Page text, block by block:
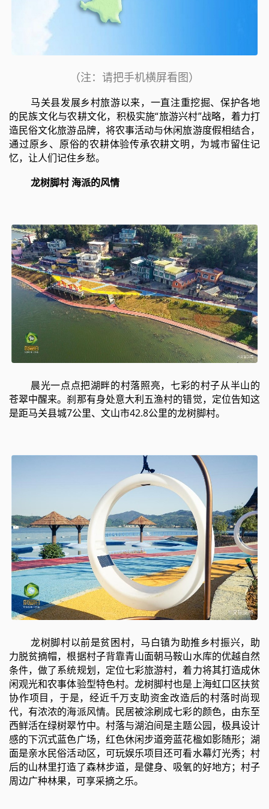
（注：请把手机横屏看图）
马关县发展乡村旅游以来，一直注重挖掘、保护各地
的民族文化与农耕文化，积极实施“旅游兴村”战略，着力打
造民俗文化旅游品牌，将农事活动与休闲旅游度假相结合，
通过原乡、原俗的农耕体验传承农耕文明，为城市留住记
忆，让人们记住乡愁。
龙树脚村 海派的风情
晨光一点点把湖畔的村落照亮，七彩的村子从半山的
苍翠中醒来。刹那有身处意大利五渔村的错觉，定位告知这
是距马关县城7公里、文山市42.8公里的龙树脚村。
龙树脚村以前是贫困村，马白镇为助推乡村振兴，助
力脱贫摘帽，根据村子背靠青山面朝马鞍山水库的优越自然
条件，做了系统规划，定位七彩旅游村，着力将其打造成休
闲观光和农事体验型特色村。龙树脚村也是上海虹口区扶贫
协作项目，于是，经近千万支助资金改造后的村落时尚现
代，有浓浓的海派风情。民居被涂刷成七彩的颜色，由东至
西鲜活在绿树翠竹中。村落与湖泊间是主题公园，极具设计
感的下沉式蓝色广场，红色休闲步道旁蓝花楹如影随形；湖
面是亲水民俗活动区，可玩娱乐项目还可看水幕灯光秀；村
后的山林里打造了森林步道，是健身、吸氧的好地方；村子
周边广种林果，可享采摘之乐。